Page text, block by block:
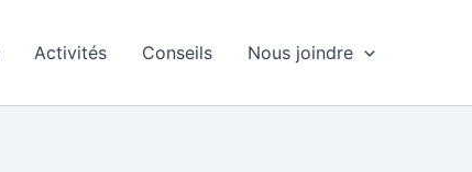
Activités Conseils Nous joindre